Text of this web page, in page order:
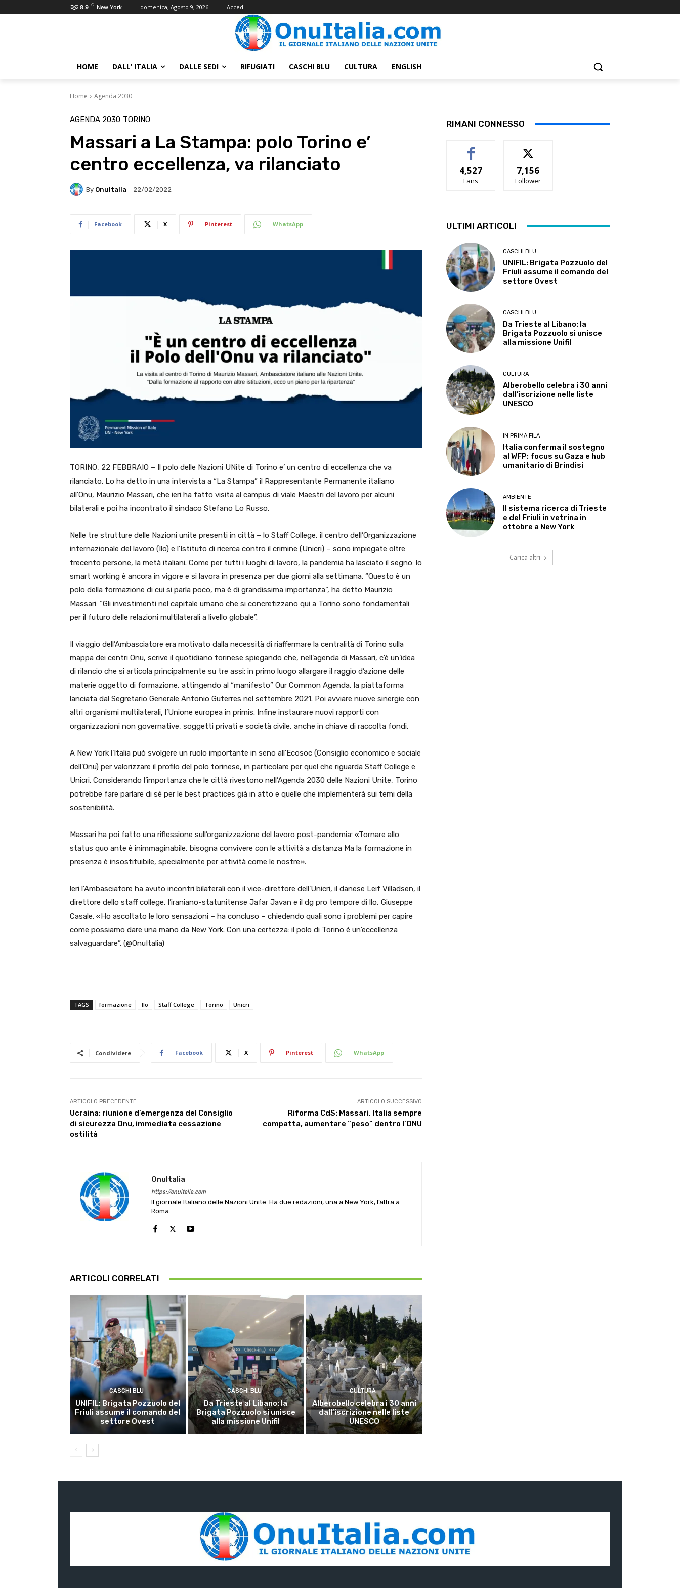
8.9 C New York domenica, Agosto 9, 2026 Accedi
HOME DALL’ ITALIA DALLE SEDI RIFUGIATI CASCHI BLU CULTURA ENGLISH
Home Agenda 2030
AGENDA 2030 TORINO
Massari a La Stampa: polo Torino e’
centro eccellenza, va rilanciato
By OnuItalia 22/02/2022
Facebook X Pinterest WhatsApp
TORINO, 22 FEBBRAIO – Il polo delle Nazioni UNite di Torino e’ un centro di eccellenza che va
rilanciato. Lo ha detto in una intervista a “La Stampa” il Rappresentante Permanente italiano
all’Onu, Maurizio Massari, che ieri ha fatto visita al campus di viale Maestri del lavoro per alcuni
bilaterali e poi ha incontrato il sindaco Stefano Lo Russo.
Nelle tre strutture delle Nazioni unite presenti in città – lo Staff College, il centro dell’Organizzazione
internazionale del lavoro (Ilo) e l’Istituto di ricerca contro il crimine (Unicri) – sono impiegate oltre
trecento persone, la metà italiani. Come per tutti i luoghi di lavoro, la pandemia ha lasciato il segno: lo
smart working è ancora in vigore e si lavora in presenza per due giorni alla settimana. “Questo è un
polo della formazione di cui si parla poco, ma è di grandissima importanza”, ha detto Maurizio
Massari: “Gli investimenti nel capitale umano che si concretizzano qui a Torino sono fondamentali
per il futuro delle relazioni multilaterali a livello globale”.
Il viaggio dell’Ambasciatore era motivato dalla necessità di riaffermare la centralità di Torino sulla
mappa dei centri Onu, scrive il quotidiano torinese spiegando che, nell’agenda di Massari, c’è un’idea
di rilancio che si articola principalmente su tre assi: in primo luogo allargare il raggio d’azione delle
materie oggetto di formazione, attingendo al “manifesto” Our Common Agenda, la piattaforma
lanciata dal Segretario Generale Antonio Guterres nel settembre 2021. Poi avviare nuove sinergie con
altri organismi multilaterali, l’Unione europea in primis. Infine instaurare nuovi rapporti con
organizzazioni non governative, soggetti privati e società civile, anche in chiave di raccolta fondi.
A New York l’Italia può svolgere un ruolo importante in seno all’Ecosoc (Consiglio economico e sociale
dell’Onu) per valorizzare il profilo del polo torinese, in particolare per quel che riguarda Staff College e
Unicri. Considerando l’importanza che le città rivestono nell’Agenda 2030 delle Nazioni Unite, Torino
potrebbe fare parlare di sé per le best practices già in atto e quelle che implementerà sui temi della
sostenibilità.
Massari ha poi fatto una riflessione sull’organizzazione del lavoro post-pandemia: «Tornare allo
status quo ante è inimmaginabile, bisogna convivere con le attività a distanza Ma la formazione in
presenza è insostituibile, specialmente per attività come le nostre».
leri l’Ambasciatore ha avuto incontri bilaterali con il vice-direttore dell’Unicri, il danese Leif Villadsen, il
direttore dello staff college, l’iraniano-statunitense Jafar Javan e il dg pro tempore di llo, Giuseppe
Casale. «Ho ascoltato le loro sensazioni – ha concluso – chiedendo quali sono i problemi per capire
come possiamo dare una mano da New York. Con una certezza: il polo di Torino è un’eccellenza
salvaguardare”. (@OnuItalia)
TAGS formazione Ilo Staff College Torino Unicri
Condividere Facebook X Pinterest WhatsApp
ARTICOLO PRECEDENTE
Ucraina: riunione d’emergenza del Consiglio
di sicurezza Onu, immediata cessazione
ostilità
ARTICOLO SUCCESSIVO
Riforma CdS: Massari, Italia sempre
compatta, aumentare “peso” dentro l’ONU
OnuItalia
https://onuitalia.com
Il giornale Italiano delle Nazioni Unite. Ha due redazioni, una a New York, l’altra a
Roma.
ARTICOLI CORRELATI
CASCHI BLU
UNIFIL: Brigata Pozzuolo del
Friuli assume il comando del
settore Ovest
CASCHI BLU
Da Trieste al Libano: la
Brigata Pozzuolo si unisce
alla missione Unifil
CULTURA
Alberobello celebra i 30 anni
dall’iscrizione nelle liste
UNESCO
RIMANI CONNESSO
4,527
Fans
7,156
Follower
ULTIMI ARTICOLI
CASCHI BLU
UNIFIL: Brigata Pozzuolo del
Friuli assume il comando del
settore Ovest
CASCHI BLU
Da Trieste al Libano: la
Brigata Pozzuolo si unisce
alla missione Unifil
CULTURA
Alberobello celebra i 30 anni
dall’iscrizione nelle liste
UNESCO
IN PRIMA FILA
Italia conferma il sostegno
al WFP: focus su Gaza e hub
umanitario di Brindisi
AMBIENTE
Il sistema ricerca di Trieste
e del Friuli in vetrina in
ottobre a New York
Carica altri